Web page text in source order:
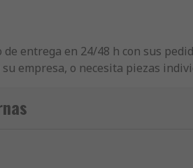
entrega en 24/48 h con sus
empresa, o necesita piezas
que puede adaptarse al
embargo, queremos que